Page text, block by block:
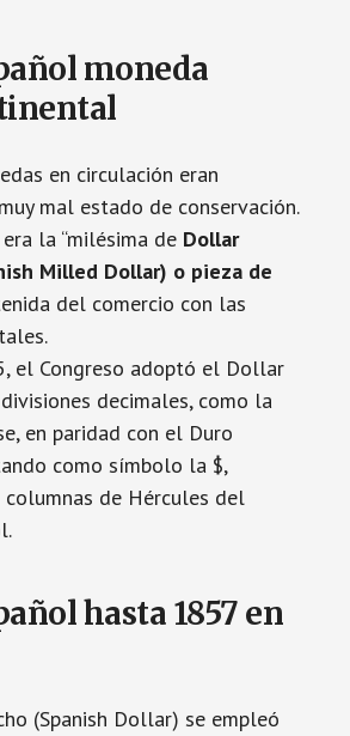
moneda
en circulación eran
mal estado de conservación.
la “milésima de Dollar
Milled Dollar) o pieza de
del comercio con las
el Congreso adoptó el Dollar
decimales, como la
en paridad con el Duro
como símbolo la $,
de Hércules del
hasta 1857 en
(Spanish Dollar) se empleó